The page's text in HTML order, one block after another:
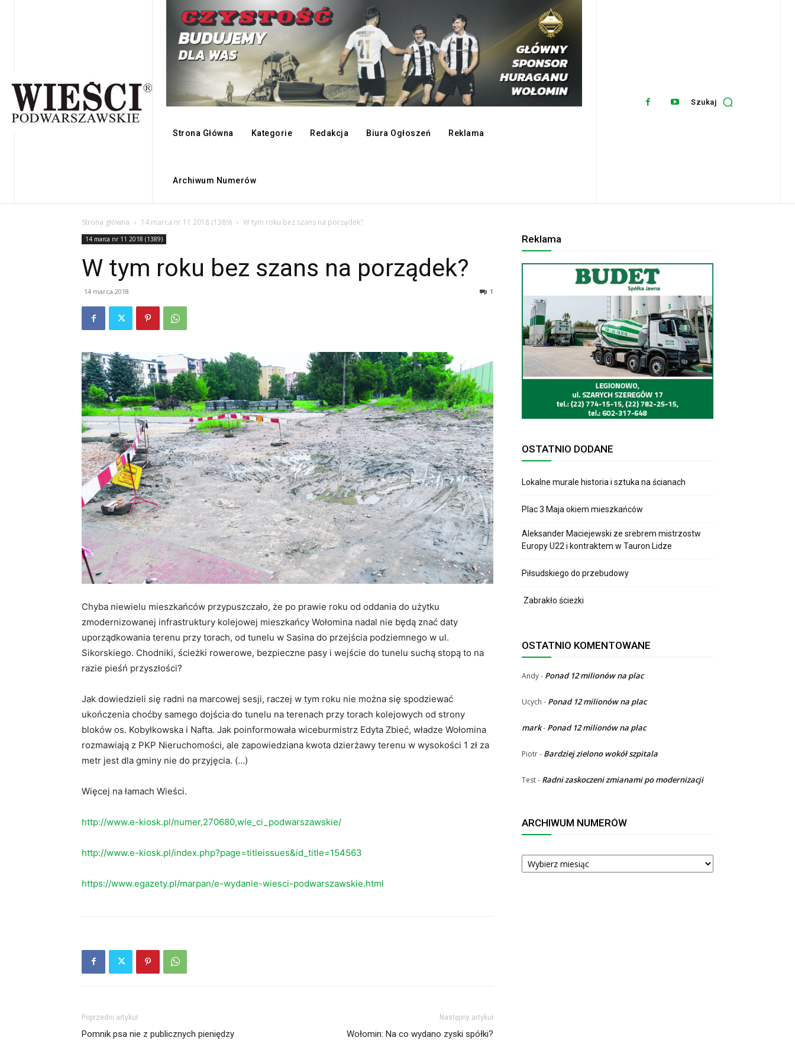
Strona Główna Kategorie Redakcja Biura Ogłoszeń Reklama
Archiwum Numerów
Szukaj
Strona główna 14 marca nr 11 2018 (1389) W tym roku bez szans na porządek?
14 marca nr 11 2018 (1389)
W tym roku bez szans na porządek?
14 marca 2018 1
Chyba niewielu mieszkańców przypuszczało, że po prawie roku od oddania do użytku
zmodernizowanej infrastruktury kolejowej mieszkańcy Wołomina nadal nie będą znać daty
uporządkowania terenu przy torach, od tunelu w Sasina do przejścia podziemnego w ul.
Sikorskiego. Chodniki, ścieżki rowerowe, bezpieczne pasy i wejście do tunelu suchą stopą to na
razie pieśń przyszłości?
Jak dowiedzieli się radni na marcowej sesji, raczej w tym roku nie można się spodziewać
ukończenia choćby samego dojścia do tunelu na terenach przy torach kolejowych od strony
bloków os. Kobyłkowska i Nafta. Jak poinformowała wiceburmistrz Edyta Zbieć, władze Wołomina
rozmawiają z PKP Nieruchomości, ale zapowiedziana kwota dzierżawy terenu w wysokości 1 zł za
metr jest dla gminy nie do przyjęcia. (…)
Więcej na łamach Wieści.
http://www.e-kiosk.pl/numer,270680,wie_ci_podwarszawskie/
http://www.e-kiosk.pl/index.php?page=titleissues&id_title=154563
https://www.egazety.pl/marpan/e-wydanie-wiesci-podwarszawskie.html
Poprzedni artykuł
Pomnik psa nie z publicznych pieniędzy
Następny artykuł
Wołomin: Na co wydano zyski spółki?
Reklama
OSTATNIO DODANE
Lokalne murale historia i sztuka na ścianach
Plac 3 Maja okiem mieszkańców
Aleksander Maciejewski ze srebrem mistrzostw
Europy U22 i kontraktem w Tauron Lidze
Piłsudskiego do przebudowy
Zabrakło ścieżki
OSTATNIO KOMENTOWANE
Andy- Ponad 12 milionów na plac
Ucych - Ponad 12 milionów na plac
mark- Ponad 12 milionów na plac
Piotr- Bardziej zielono wokół szpitala
Test- Radni zaskoczeni zmianami po modernizacji
ARCHIWUM NUMERÓW
ARCHIWUM
NUMERÓW